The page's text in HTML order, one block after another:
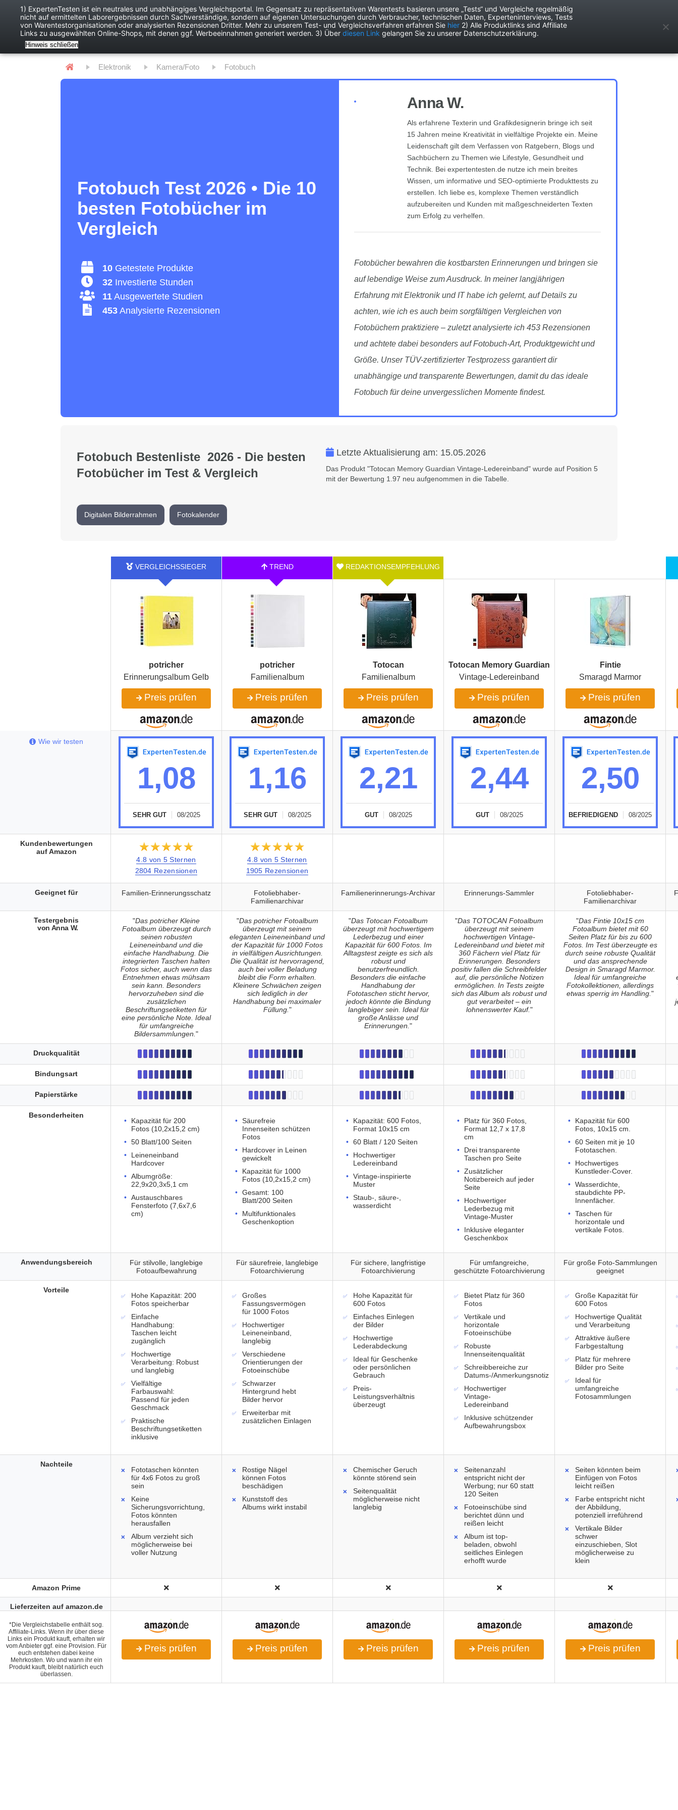
Baby Digitales Drogerie Elektronik Freizeit Garten Haushalt Heimwerken Services
Elektronik Kamera/Foto Fotobuch
Fotobuch Test 2026 • Die 10
besten Fotobücher im
Vergleich
10 Getestete Produkte
32 Investierte Stunden
11 Ausgewertete Studien
453 Analysierte Rezensionen
Anna W.
Als erfahrene Texterin und Grafikdesignerin bringe ich seit
15 Jahren meine Kreativität in vielfältige Projekte ein. Meine
Leidenschaft gilt dem Verfassen von Ratgebern, Blogs und
Sachbüchern zu Themen wie Lifestyle, Gesundheit und
Technik. Bei expertentesten.de nutze ich mein breites
Wissen, um informative und SEO-optimierte Produkttests zu
erstellen. Ich liebe es, komplexe Themen verständlich
aufzubereiten und Kunden mit maßgeschneiderten Texten
zum Erfolg zu verhelfen.
Fotobücher bewahren die kostbarsten Erinnerungen und bringen sie
auf lebendige Weise zum Ausdruck. In meiner langjährigen
Erfahrung mit Elektronik und IT habe ich gelernt, auf Details zu
achten, wie ich es auch beim sorgfältigen Vergleichen von
Fotobüchern praktiziere – zuletzt analysierte ich 453 Rezensionen
und achtete dabei besonders auf Fotobuch-Art, Produktgewicht und
Größe. Unser TÜV-zertifizierter Testprozess garantiert dir
unabhängige und transparente Bewertungen, damit du das ideale
Fotobuch für deine unvergesslichen Momente findest.
Fotobuch Bestenliste 2026 - Die besten
Fotobücher im Test & Vergleich
Letzte Aktualisierung am: 15.05.2026
Das Produkt "Totocan Memory Guardian Vintage-Ledereinband" wurde auf Position 5
mit der Bewertung 1.97 neu aufgenommen in die Tabelle.
Digitalen Bilderrahmen Fotokalender
potricher potricher Totocan Totocan Memory Guardian
Fintie
Erinnerungsalbum Gelb
Familienalbum Familienalbum Vintage-Ledereinband Smaragd Marmor
Preis prüfen Preis prüfen Preis prüfen Preis prüfen Preis prüfen
1,08
SEHR GUT 08/2025
1,16
SEHR GUT 08/2025
2,21
GUT 08/2025
2,44
GUT 08/2025
2,50
BEFRIEDIGEND 08/2025
★★★★★
☆☆☆☆☆
4.8 von 5 Sternen
2804 Rezensionen
★★★★★
☆☆☆☆☆
4.8 von 5 Sternen
1905 Rezensionen
Familien-Erinnerungsschatz
Fotoliebhaber-
Familienarchivar
Familienerinnerungs-Archivar Erinnerungs-Sammler
Fotoliebhaber-
Familienarchivar
"Das potricher Kleine
Fotoalbum überzeugt durch
seinen robusten
Leineneinband und die
einfache Handhabung. Die
integrierten Taschen halten
Fotos sicher, auch wenn das
Entnehmen etwas mühsam
sein kann. Besonders
hervorzuheben sind die
zusätzlichen
Beschriftungsetiketten für
eine persönliche Note. Ideal
für umfangreiche
Bildersammlungen."
"Das potricher Fotoalbum
überzeugt mit seinem
eleganten Leineneinband und
der Kapazität für 1000 Fotos
in vielfältigen Ausrichtungen.
Die Qualität ist hervorragend,
auch bei voller Beladung
bleibt die Form erhalten.
Kleinere Schwächen zeigen
sich lediglich in der
Handhabung bei maximaler
Füllung."
"Das Totocan Fotoalbum
überzeugt mit hochwertigem
Lederbezug und einer
Kapazität für 600 Fotos. Im
Alltagstest zeigte es sich als
robust und
benutzerfreundlich.
Besonders die einfache
Handhabung der
Fototaschen sticht hervor,
jedoch könnte die Bindung
langlebiger sein. Ideal für
große Anlässe und
Erinnerungen."
"Das TOTOCAN Fotoalbum
überzeugt mit seinem
hochwertigen Vintage-
Ledereinband und bietet mit
360 Fächern viel Platz für
Erinnerungen. Besonders
positiv fallen die Schreibfelder
auf, die persönliche Notizen
ermöglichen. In Tests zeigte
sich das Album als robust und
gut verarbeitet – ein
lohnenswerter Kauf."
"Das Fintie 10x15 cm
Fotoalbum bietet mit 60
Seiten Platz für bis zu 600
Fotos. Im Test überzeugte es
durch seine robuste Qualität
und das ansprechende
Design in Smaragd Marmor.
Ideal für umfangreiche
Fotokollektionen, allerdings
etwas sperrig im Handling."
Kapazität für 200
Fotos (10,2x15,2 cm)
50 Blatt/100 Seiten
Leineneinband
Hardcover
Albumgröße:
22,9x20,3x5,1 cm
Austauschbares
Fensterfoto (7,6x7,6
cm)
Säurefreie
Innenseiten schützen
Fotos
Hardcover in Leinen
gewickelt
Kapazität für 1000
Fotos (10,2x15,2 cm)
Gesamt: 100
Blatt/200 Seiten
Multifunktionales
Geschenkoption
Kapazität: 600 Fotos,
Format 10x15 cm
60 Blatt / 120 Seiten
Hochwertiger
Ledereinband
Vintage-inspirierte
Muster
Staub-, säure-,
wasserdicht
Platz für 360 Fotos,
Format 12,7 x 17,8
cm
Drei transparente
Taschen pro Seite
Zusätzlicher
Notizbereich auf jeder
Seite
Hochwertiger
Lederbezug mit
Vintage-Muster
Inklusive eleganter
Geschenkbox
Kapazität für 600
Fotos, 10x15 cm.
60 Seiten mit je 10
Fototaschen.
Hochwertiges
Kunstleder-Cover.
Wasserdichte,
staubdichte PP-
Innenfächer.
Taschen für
horizontale und
vertikale Fotos.
Für stilvolle, langlebige
Fotoaufbewahrung
Für säurefreie, langlebige
Fotoarchivierung
Für sichere, langfristige
Fotoarchivierung
Für umfangreiche,
geschützte Fotoarchivierung
Für große Foto-Sammlungen
geeignet
Hohe Kapazität: 200
Fotos speicherbar
Einfache
Handhabung:
Taschen leicht
zugänglich
Hochwertige
Verarbeitung: Robust
und langlebig
Vielfältige
Farbauswahl:
Passend für jeden
Geschmack
Praktische
Beschriftungsetiketten
inklusive
Großes
Fassungsvermögen
für 1000 Fotos
Hochwertiger
Leineneinband,
langlebig
Verschiedene
Orientierungen der
Fotoeinschübe
Schwarzer
Hintergrund hebt
Bilder hervor
Erweiterbar mit
zusätzlichen Einlagen
Hohe Kapazität für
600 Fotos
Einfaches Einlegen
der Bilder
Hochwertige
Lederabdeckung
Ideal für Geschenke
oder persönlichen
Gebrauch
Preis-
Leistungsverhältnis
überzeugt
Bietet Platz für 360
Fotos
Vertikale und
horizontale
Fotoeinschübe
Robuste
Innenseitenqualität
Schreibbereiche zur
Datums-/Anmerkungsnotiz
Hochwertiger
Vintage-
Ledereinband
Inklusive schützender
Aufbewahrungsbox
Große Kapazität für
600 Fotos
Hochwertige Qualität
und Verarbeitung
Attraktive äußere
Farbgestaltung
Platz für mehrere
Bilder pro Seite
Ideal für
umfangreiche
Fotosammlungen
Fototaschen könnten
für 4x6 Fotos zu groß
sein
Keine
Sicherungsvorrichtung,
Fotos könnten
herausfallen
Album verzieht sich
möglicherweise bei
voller Nutzung
Rostige Nägel
können Fotos
beschädigen
Kunststoff des
Albums wirkt instabil
Chemischer Geruch
könnte störend sein
Seitenqualität
möglicherweise nicht
langlebig
Seitenanzahl
entspricht nicht der
Werbung; nur 60 statt
120 Seiten
Fotoeinschübe sind
berichtet dünn und
reißen leicht
Album ist top-
beladen, obwohl
seitliches Einlegen
erhofft wurde
Seiten könnten beim
Einfügen von Fotos
leicht reißen
Farbe entspricht nicht
der Abbildung,
potenziell irreführend
Vertikale Bilder
schwer
einzuschieben, Slot
möglicherweise zu
klein
Preis prüfen Preis prüfen Preis prüfen Preis prüfen Preis prüfen
Wie wir testen
Kundenbewertungen
auf Amazon
Geeignet für
Testergebnis
von Anna W.
Druckqualität
Bindungsart
Papierstärke
Besonderheiten
Anwendungsbereich
Vorteile
Nachteile
Amazon Prime
Lieferzeiten auf amazon.de
*Die Vergleichstabelle enthält sog.
Affiliate-Links. Wenn ihr über diese
Links ein Produkt kauft, erhalten wir
vom Anbieter ggf. eine Provision. Für
euch entstehen dabei keine
Mehrkosten. Wo und wann ihr ein
Produkt kauft, bleibt natürlich euch
überlassen.
1) ExpertenTesten ist ein neutrales und unabhängiges Vergleichsportal. Im Gegensatz zu repräsentativen Warentests basieren unsere „Tests“ und Vergleiche regelmäßig
nicht auf ermittelten Laborergebnissen durch Sachverständige, sondern auf eigenen Untersuchungen durch Verbraucher, technischen Daten, Experteninterviews, Tests
von Warentestorganisationen oder analysierten Rezensionen Dritter. Mehr zu unserem Test- und Vergleichsverfahren erfahren Sie hier 2) Alle Produktlinks sind Affiliate
Links zu ausgewählten Online-Shops, mit denen ggf. Werbeeinnahmen generiert werden. 3) Überdiesen Link gelangen Sie zu unserer Datenschutzerklärung.
Hinweis schließen